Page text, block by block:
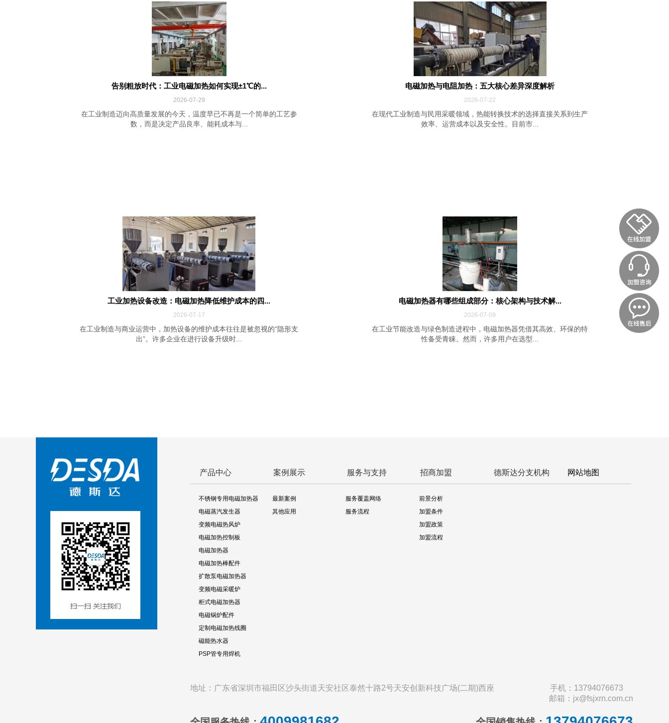
告别粗放时代：工业电磁加热如何实现±1℃的...
2026-07-29
在工业制造迈向高质量发展的今天，温度早已不再是一个简单的工艺参
数，而是决定产品良率、能耗成本与...
电磁加热与电阻加热：五大核心差异深度解析
2026-07-22
在现代工业制造与民用采暖领域，热能转换技术的选择直接关系到生产
效率、运营成本以及安全性。目前市...
工业加热设备改造：电磁加热降低维护成本的四...
2026-07-17
在工业制造与商业运营中，加热设备的维护成本往往是被忽视的“隐形支
出”。许多企业在进行设备升级时...
电磁加热器有哪些组成部分：核心架构与技术解...
2026-07-09
在工业节能改造与绿色制造进程中，电磁加热器凭借其高效、环保的特
性备受青睐。然而，许多用户在选型...
产品中心
不锈钢专用电磁加热器
电磁蒸汽发生器
变频电磁热风炉
电磁加热控制板
电磁加热器
电磁加热棒配件
扩散泵电磁加热器
变频电磁采暖炉
柜式电磁加热器
电磁锅炉配件
定制电磁加热线圈
磁能热水器
PSP管专用焊机
案例展示
最新案例
其他应用
服务与支持
服务覆盖网络
服务流程
招商加盟
前景分析
加盟条件
加盟政策
加盟流程
德斯达分支机构 网站地图
地址：广东省深圳市福田区沙头街道天安社区泰然十路2号天安创新科技广场(二期)西座
手机：13794076673
邮箱：jx@fsjxrn.com.cn